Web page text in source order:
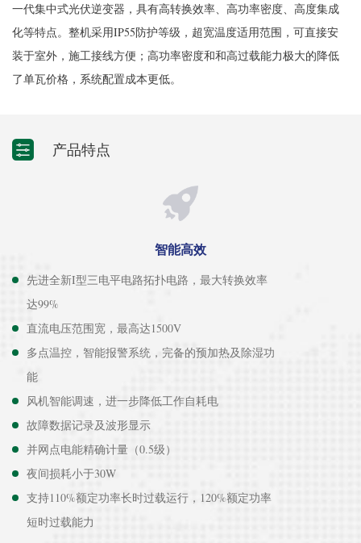
一代集中式光伏逆变器，具有高转换效率、高功率密度、高度集成
化等特点。整机采用IP55防护等级，超宽温度适用范围，可直接安
装于室外，施工接线方便；高功率密度和和高过载能力极大的降低
了单瓦价格，系统配置成本更低。
产品特点
智能高效
先进全新I型三电平电路拓扑电路，最大转换效率
达99%
直流电压范围宽，最高达1500V
多点温控，智能报警系统，完备的预加热及除湿功
能
风机智能调速，进一步降低工作自耗电
故障数据记录及波形显示
并网点电能精确计量（0.5级）
夜间损耗小于30W
支持110%额定功率长时过载运行，120%额定功率
短时过载能力